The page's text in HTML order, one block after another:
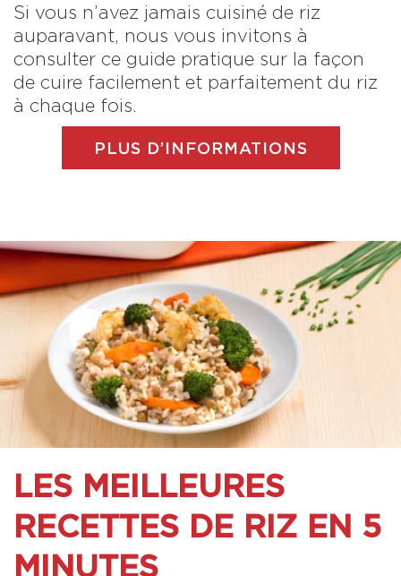
Si vous n’avez jamais cuisiné de riz
auparavant, nous vous invitons à
consulter ce guide pratique sur la façon
de cuire facilement et parfaitement du riz
à chaque fois.
PLUS D’INFORMATIONS
LES MEILLEURES
RECETTES DE RIZ EN 5
MINUTES